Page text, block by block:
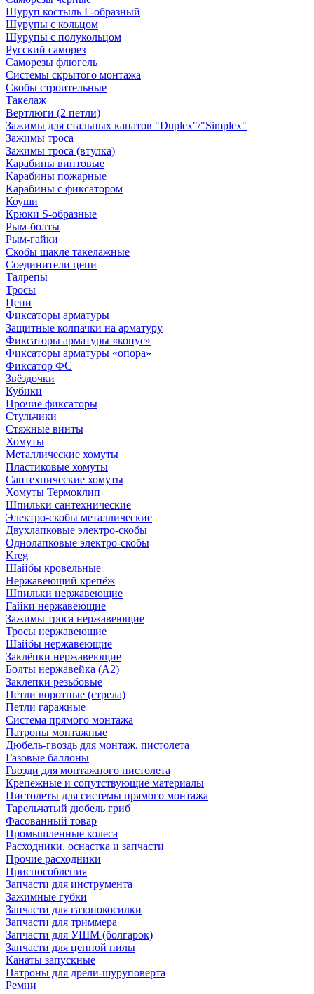
Шуруп костыль Г-образный
Шурупы с кольцом
Шурупы с полукольцом
Русский саморез
Саморезы флюгель
Системы скрытого монтажа
Скобы строительные
Такелаж
Вертлюги (2 петли)
Зажимы для стальных канатов "Duplex"/"Simplex"
Зажимы троса
Зажимы троса (втулка)
Карабины винтовые
Карабины пожарные
Карабины с фиксатором
Коуши
Крюки S-образные
Рым-болты
Рым-гайки
Скобы шакле такелажные
Соединители цепи
Талрепы
Тросы
Цепи
Фиксаторы арматуры
Защитные колпачки на арматуру
Фиксаторы арматуры «конус»
Фиксаторы арматуры «опора»
Фиксатор ФС
Звёздочки
Кубики
Прочие фиксаторы
Стульчики
Стяжные винты
Хомуты
Металлические хомуты
Пластиковые хомуты
Сантехнические хомуты
Хомуты Термоклип
Шпильки сантехнические
Электро-скобы металлические
Двухлапковые электро-скобы
Однолапковые электро-скобы
Kreg
Шайбы кровельные
Нержавеющий крепёж
Шпильки нержавеющие
Гайки нержавеющие
Зажимы троса нержавеющие
Тросы нержавеющие
Шайбы нержавеющие
Заклёпки нержавеющие
Болты нержавейка (А2)
Заклепки резьбовые
Петли воротные (стрела)
Петли гаражные
Система прямого монтажа
Патроны монтажные
Дюбель-гвоздь для монтаж. пистолета
Газовые баллоны
Гвозди для монтажного пистолета
Крепежные и сопутствующие материалы
Пистолеты для системы прямого монтажа
Тарельчатый дюбель гриб
Фасованный товар
Промышленные колеса
Расходники, оснастка и запчасти
Прочие расходники
Приспособления
Запчасти для инструмента
Зажимные губки
Запчасти для газонокосилки
Запчасти для триммера
Запчасти для УШМ (болгарок)
Запчасти для цепной пилы
Канаты запускные
Патроны для дрели-шуруповерта
Ремни